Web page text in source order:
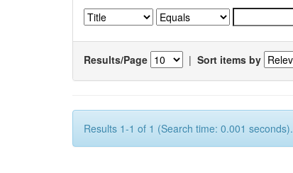
Results/Page | Sort items by
Results 1-1 of 1 (Search time: 0.001 seconds).